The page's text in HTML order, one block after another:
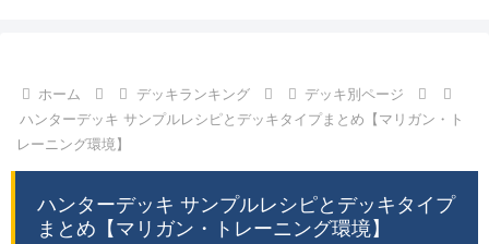
ホーム デッキランキング
デッキ別ページ
ハンターデッキ サンプルレシピとデッキタイプまとめ【マリガン・ト
レーニング環境】
ハンターデッキ サンプルレシピとデッキタイプ
まとめ【マリガン・トレーニング環境】